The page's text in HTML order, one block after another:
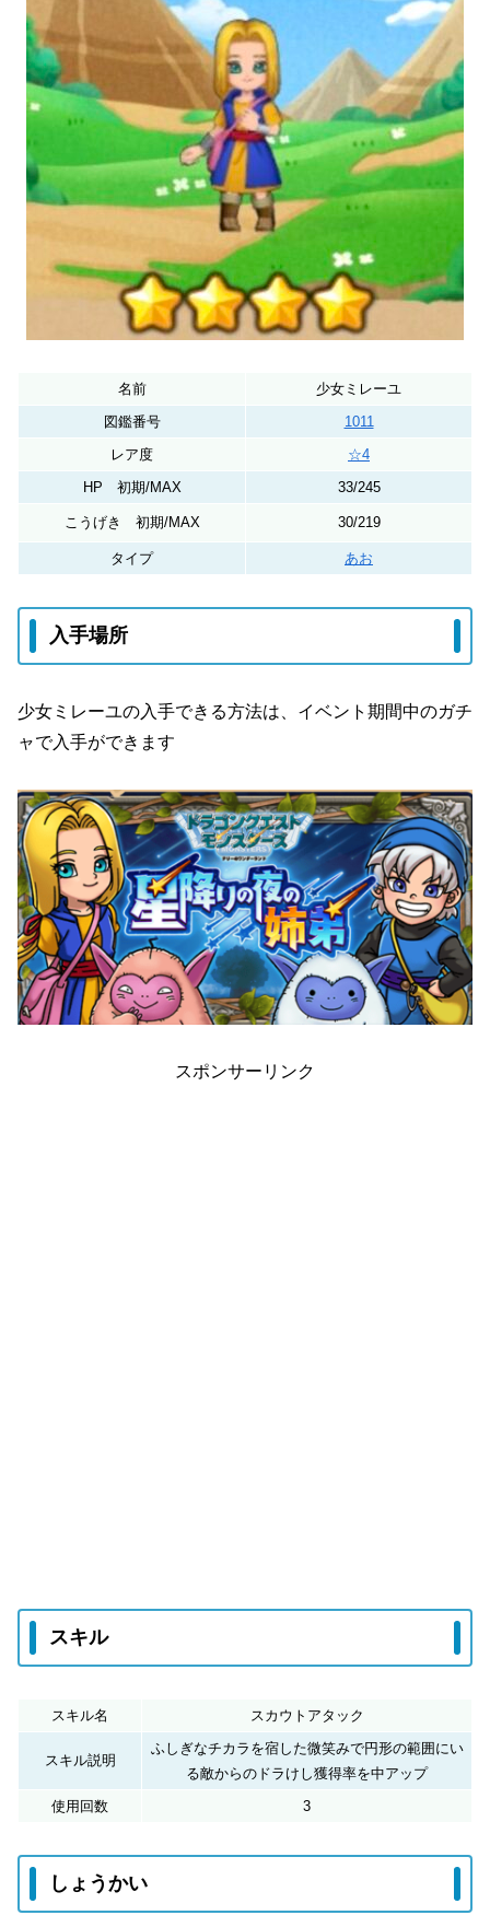
名前
少女ミレーユ
図鑑番号
1011
レア度
☆4
HP 初期/MAX
33/245
こうげき 初期/MAX 30/219
タイプ あお
入手場所
少女ミレーユの入手できる方法は、イベント期間中のガチ
ャで入手ができます
スポンサーリンク
スキル
スキル名 スカウトアタック
スキル説明
ふしぎなチカラを宿した微笑みで円形の範囲にい
る敵からのドラけし獲得率を中アップ
使用回数
3
しょうかい